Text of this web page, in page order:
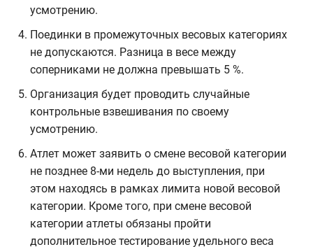
усмотрению.
Поединки в промежуточных весовых категориях
не допускаются. Разница в весе между
соперниками не должна превышать 5 %.
Организация будет проводить случайные
контрольные взвешивания по своему
усмотрению.
Атлет может заявить о смене весовой категории
не позднее 8-ми недель до выступления, при
этом находясь в рамках лимита новой весовой
категории. Кроме того, при смене весовой
категории атлеты обязаны пройти
дополнительное тестирование удельного веса